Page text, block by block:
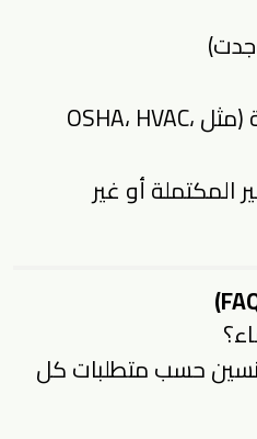
أي شهادات تخصصية (مثل OSHA، HVAC،
المكتملة أو غير
حسب متطلبات كل